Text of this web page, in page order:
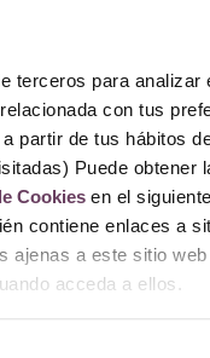
terceros para analizar
con tus
partir de tus hábitos
Puede obtener
Cookiesen el
contiene enlaces a
ajenas a este sitio web
acceda a ellos.